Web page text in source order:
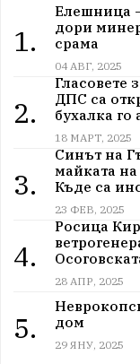
1.
Елешница
дори
срама
04 АВГ, 2025
2.
Гласовете
ДПС са
бухалка го
18 МАРТ, 2025
3.
Синът на
майката
Къде са
23 ФЕВ, 2025
4.
Росица
28 АПР, 2025
5.
дом
29 ЯНУ, 2025